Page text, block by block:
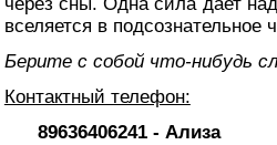
через сны. Одна сила дает
вселяется в подсознательное
Берите с собой что-нибудь
Контактный телефон:
89636406241- Ализа